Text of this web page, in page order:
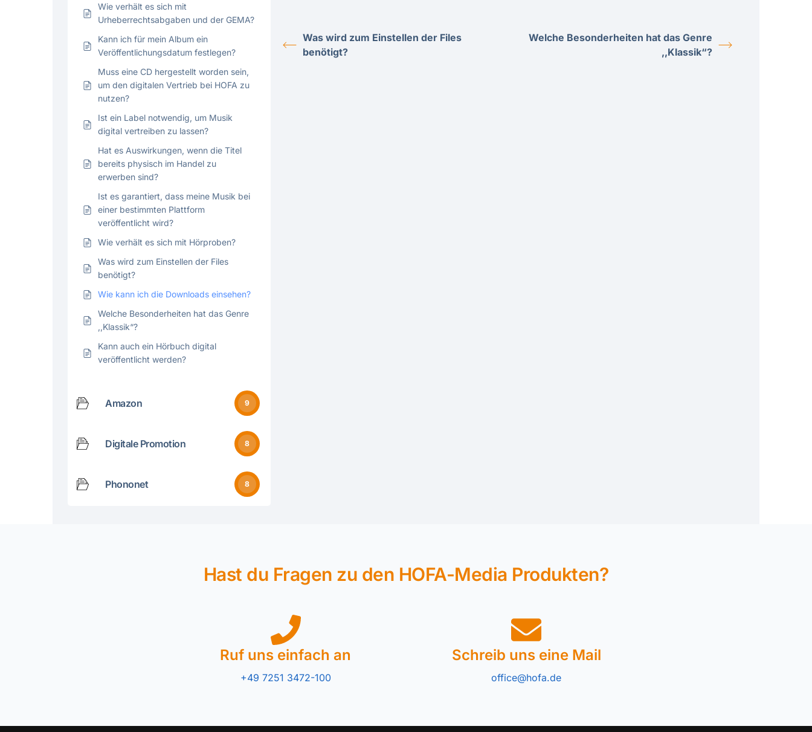
Wie verhält es sich mit
Urheberrechtsabgaben und der GEMA?
Kann ich für mein Album ein
Veröffentlichungsdatum festlegen?
Muss eine CD hergestellt worden sein,
um den digitalen Vertrieb bei HOFA zu
nutzen?
Ist ein Label notwendig, um Musik
digital vertreiben zu lassen?
Hat es Auswirkungen, wenn die Titel
bereits physisch im Handel zu
erwerben sind?
Ist es garantiert, dass meine Musik bei
einer bestimmten Plattform
veröffentlicht wird?
Wie verhält es sich mit Hörproben?
Was wird zum Einstellen der Files
benötigt?
Wie kann ich die Downloads einsehen?
Welche Besonderheiten hat das Genre
,,Klassik“?
Kann auch ein Hörbuch digital
veröffentlicht werden?
Amazon 9
Digitale Promotion 8
Phononet 8
Was wird zum Einstellen der Files
benötigt?
Welche Besonderheiten hat das Genre
,,Klassik“?
Hast du Fragen zu den HOFA-Media Produkten?
Ruf uns einfach an
+49 7251 3472-100
Schreib uns eine Mail
office@hofa.de